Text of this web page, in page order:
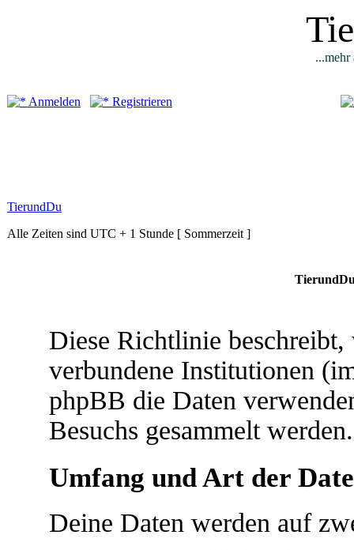
...mehr
Anmelden Registrieren
TierundDu
Alle Zeiten sind UTC + 1 Stunde [ Sommerzeit ]
Diese Richtlinie
verbundene Institutionen
phpBB die Daten
Besuchs gesammelt werden.
Umfang und Art der
Deine Daten werden auf